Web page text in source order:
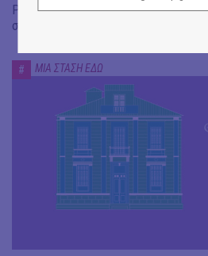
Psyche Wine Bistro | Ένα αστικό
στο κέντρο της πόλης
# ΜΙΑ ΣΤΑΣΗ ΕΔΩ